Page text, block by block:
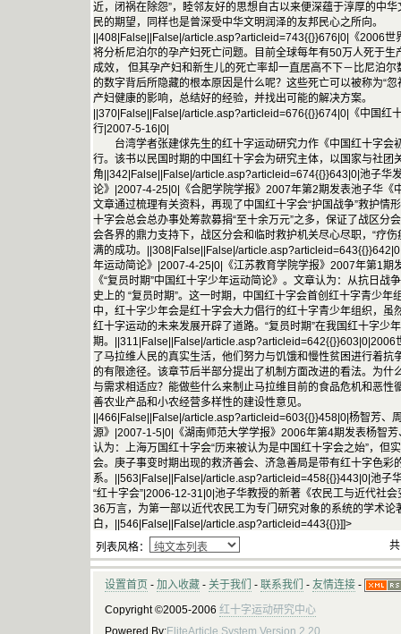
近，闭祸在除怨”，睦邻友好的思想自古以来便深蕴于淳厚的中
民的期望，同样也是曾深受中华文明润泽的友邦民心之所向。
||408|False||False|/article.asp?articleid=743{{}}676|0|《
将分析尼泊尔的孕产妇死亡问题。目前全球每年有50万人死于
成效， 但其孕产妇和新生儿的死亡率却一直居高不下－比尼泊
的数字背后所隐藏的根本原因是什么呢？这些死亡可以被称为“
产妇健康的影响，总结好的经验，并找出可能的解决方案。
||370|False||False|/article.asp?articleid=676{{}}674|0|《中国红
行|2007-5-16|0|
台湾学者张建俅先生的红十字运动研究力作《中国红十字会
行。该书以民国时期的中国红十字会为研究主体，以国家与社团
角||342|False||False|/article.asp?articleid=674{{}}643|0|池子华
论》|2007-4-25|0|《合肥学院学报》2007年第2期发表池子华《
文章通过梳理有关资料，再现了中国红十字会“护国战争”救护情
十字会总会总办事处筹款募捐“至十余万元”之多，保证了战区分
会各界的鼎力支持下，战区分会和临时救护机关尽心尽职，“疗
满的成功。||308|False||False|/
年运动简论》|2007-4-25|0|《江苏教育学院学报》2007年第1期
《“复员时期”中国红十字少年运动简论》。文章认为：从抗日战
史上的 “复员时期”。这一时期，中国红十字会首创红十字青少
中，红十字少年会是红十字会大力倡行的红十字青少年组织，虽
红十字运动的未来发展开辟了道路。“复员时期”在我国红十字少
期。||311|False||False|/article.asp?articleid=642{{}}603|0|2006
了马拉维人民的真实生活，他们努力与饥饿和慢性贫困进行着
的有限途径。该章节后半部分提出了机制方面改进的看法。为什
与需求相适应？能做些什么来制止马拉维目前的食品危机和恶性
善农业产品和小农经营多样性的建设性意见。
||466|False||False|/article.asp?articleid=603{{}}458|0|杨智芳、
源》|2007-1-5|0|《湖南师范大学学报》2006年第4期发表杨智
认为：上海万国红十字会“历来被认为是中国红十字会之始”，但
会。庚子事变时期出现的救济善会、济急善局是带有红十字色彩
系。||563|False||False|/article.asp?articleid=458{{}}443|0|池子
“红十字会”|2006-12-31|0|池子华教授的新著《农民工与近代社
36万言，为第一部以近代农民工为专门研究对象的系统的学术论
白，||546|False||False|/article.asp?articleid=443{{}}]]>
列表风格：
设置首页 - 加入收藏 - 关于我们 - 联系我们 - 友情连接 -
Copyright ©2005-2006 红十字运动研究中心
Powered By:EliteArticle System Version 2.20